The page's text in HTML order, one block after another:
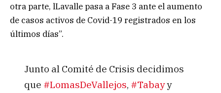
otra parte, lLavalle pasa a Fase 3 ante el aumento
de casos activos de Covid-19 registrados en los
últimos días”.
Junto al Comité de Crisis decidimos
que #LomasDeVallejos, #Tabayy